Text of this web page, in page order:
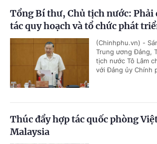
Tổng Bí thư, Chủ tịch nước: Phải
tác quy hoạch và tổ chức phát
(Chinhphu.vn) -
Trung ương Đảng,
tịch nước Tô Lâm
với Đảng ủy Chính
Thúc đẩy hợp tác quốc phòng
Malaysia